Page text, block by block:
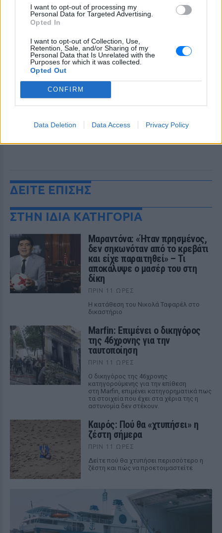
I want to opt-out of processing my
Personal Data for Targeted Advertising.
Opted In
I want to opt-out of Collection, Use,
Retention, Sale, and/or Sharing of my
Personal Data that Is Unrelated with the
Purposes for which it was collected.
Opted Out
CONFIRM
Data Deletion Data Access Privacy Policy
ΔΕΙΤΕ ΕΠΙΣΗΣ
ΣΤΗΝ ΙΔΙΑ ΚΑΤΗΓΟΡΙΑ
Μαραντόνα: «Ήταν πρησμένος,
δεν σηκωνόταν από το κρεβάτι
και είχε παραιτηθεί» – Τι
αποκάλυψε ο μασέρ του στη
δίκη
ΠΡΙΝ 11 ΏΡΕΣ
Η κατάθεση του Νικολά Ταφαρέλ στο
δικαστήριο
Marfin: Επιμένει ο δικηγόρος
της 46χρονης για την
ταυτοποίηση
ΠΡΙΝ 11 ΏΡΕΣ
Ο δικηγόρος της 46χρονης
κατηγορούμενης για την επίθεση
στη Marfin, επιμένει κατηγορηματικά πως
τα στοιχεία που έχει στα χέρια της η
αστυνομία δεν στέκουν.
Καιρός: Πού θα «χτυπήσει» η
ζέστη σήμερα
ΠΡΙΝ 11 ΏΡΕΣ
Δείτε πού θα χτυπήσει περισσότερο η
ζέστη και πώς να προετοιμαστείτε